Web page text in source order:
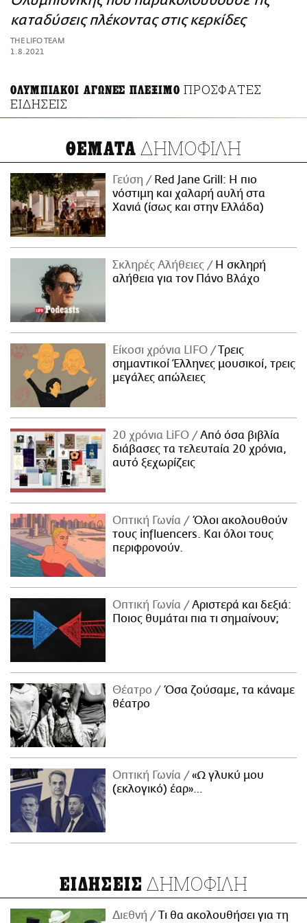
ΑΜΠΑ
PRINT
καταδύσεις πλέκοντας στις κερκίδες
THE LIFO TEAM
1.8.2021
ΟΛΥΜΠΙΑΚΟΙ ΑΓΩΝΕΣ ΠΛΕΞΙΜΟ ΠΡΟΣΦΑΤΕΣ
ΕΙΔΗΣΕΙΣ
ΘΕΜΑΤΑ ΔΗΜΟΦΙΛΗ
Γεύση
Red Jane Grill: Η πιο
νόστιμη και χαλαρή αυλή στα
Χανιά (ίσως και στην Ελλάδα)
Σκληρές Αλήθειες
H σκληρή
αλήθεια για τον Πάνο Βλάχο
Είκοσι χρόνια LIFO
Tρεις
σημαντικοί Έλληνες μουσικοί, τρεις
μεγάλες απώλειες
20 χρόνια LiFO
Από όσα βιβλία
διάβασες τα τελευταία 20 χρόνια,
αυτό ξεχωρίζεις
Οπτική Γωνία
Όλοι ακολουθούν
τους influencers. Και όλοι τους
περιφρονούν.
Οπτική Γωνία
Αριστερά και δεξιά:
Ποιος θυμάται πια τι σημαίνουν;
Θέατρο
Όσα ζούσαμε, τα κάναμε
θέατρο
Οπτική Γωνία
«Ω γλυκύ μου
(εκλογικό) έαρ»…
ΕΙΔΗΣΕΙΣ ΔΗΜΟΦΙΛΗ
Διεθνή Τι θα ακολουθήσει για τη